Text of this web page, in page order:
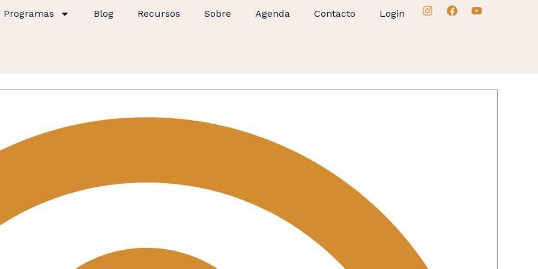
Programas Blog Recursos Sobre Agenda Contacto Login